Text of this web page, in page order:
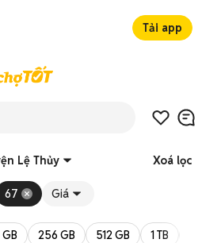
Tải app
Lệ Thủy Xoá lọc
67 Giá
256 GB 512 GB 1 TB